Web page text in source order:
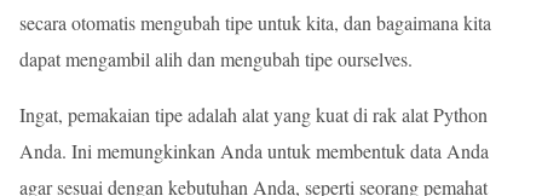
secara otomatis mengubah tipe untuk kita, dan bagaimana kita
dapat mengambil alih dan mengubah tipe ourselves.
Ingat, pemakaian tipe adalah alat yang kuat di rak alat Python
Anda. Ini memungkinkan Anda untuk membentuk data Anda
agar sesuai dengan kebutuhan Anda, seperti seorang pemahat